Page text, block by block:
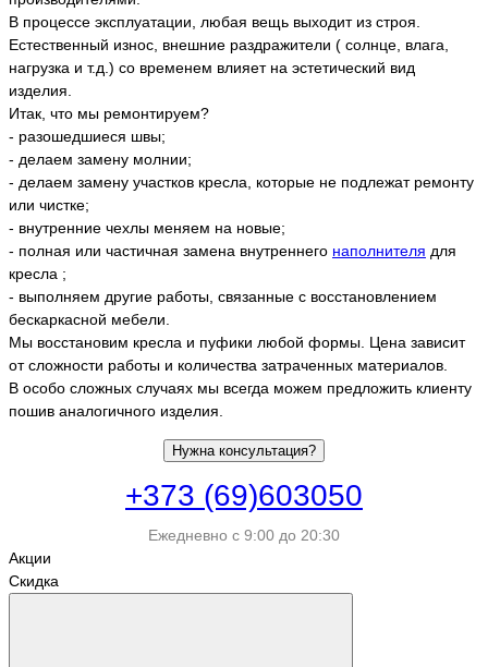
В процессе эксплуатации, любая вещь выходит из строя.
Естественный износ, внешние раздражители ( солнце, влага,
нагрузка и т.д.) со временем влияет на эстетический вид
изделия.
Итак, что мы ремонтируем?
- разошедшиеся швы;
- делаем замену молнии;
- делаем замену участков кресла, которые не подлежат ремонту
или чистке;
- внутренние чехлы меняем на новые;
- полная или частичная замена внутреннего наполнителя для
кресла ;
- выполняем другие работы, связанные с восстановлением
бескаркасной мебели.
Мы восстановим кресла и пуфики любой формы. Цена зависит
от сложности работы и количества затраченных материалов.
В особо сложных случаях мы всегда можем предложить клиенту
пошив аналогичного изделия.
Нужна консультация?
+373 (69)603050
Ежедневно с 9:00 до 20:30
Акции
Скидка